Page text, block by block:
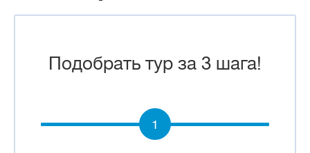
Подобрать тур за 3 шага!
1